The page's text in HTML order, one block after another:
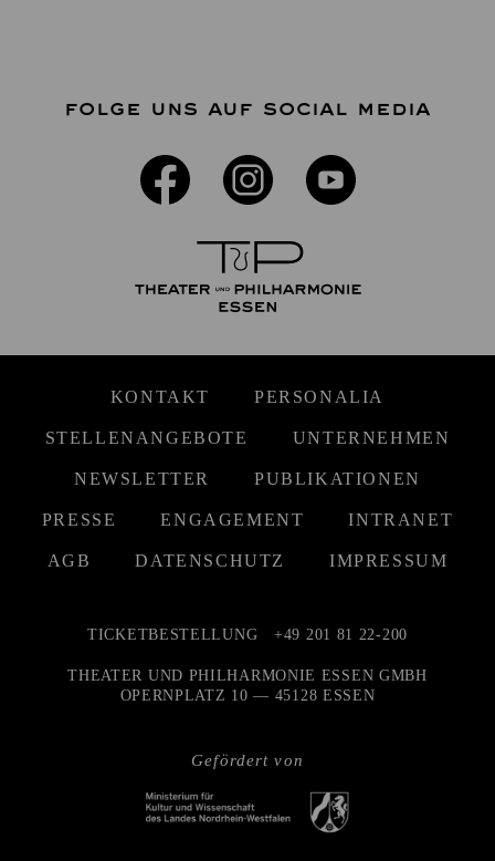
FOLGE UNS AUF SOCIAL MEDIA
KONTAKT PERSONALIA
STELLENANGEBOTE UNTERNEHMEN
NEWSLETTER PUBLIKATIONEN
PRESSE ENGAGEMENT INTRANET
AGB DATENSCHUTZ IMPRESSUM
Gefördert von
TICKETBESTELLUNG +49 201 81 22-200
THEATER UND PHILHARMONIE ESSEN GMBH
OPERNPLATZ 10 — 45128 ESSEN